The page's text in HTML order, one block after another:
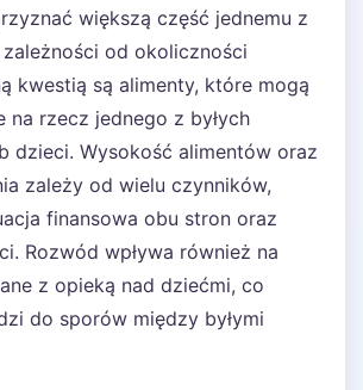
większą część jednemu z
zależności od okoliczności
kwestią są alimenty, które mogą
na rzecz jednego z byłych
dzieci. Wysokość alimentów oraz
zależy od wielu czynników,
finansowa obu stron oraz
Rozwód wpływa również na
z opieką nad dziećmi, co
do sporów między byłymi